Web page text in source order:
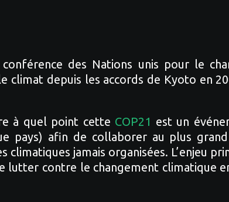
des Nations unis pour le
depuis les accords de Kyoto en
à quel point cette COP21 est un
pays) afin de collaborer au plus
climatiques jamais organisées. L’enjeu
lutter contre le changement climatique